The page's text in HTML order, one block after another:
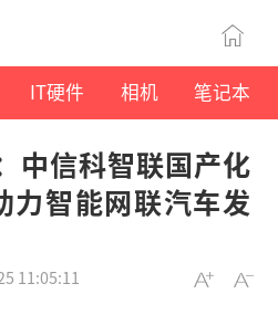
IT硬件 相机 笔记本
中信科智联国产化
力智能网联汽车发
11:05:11